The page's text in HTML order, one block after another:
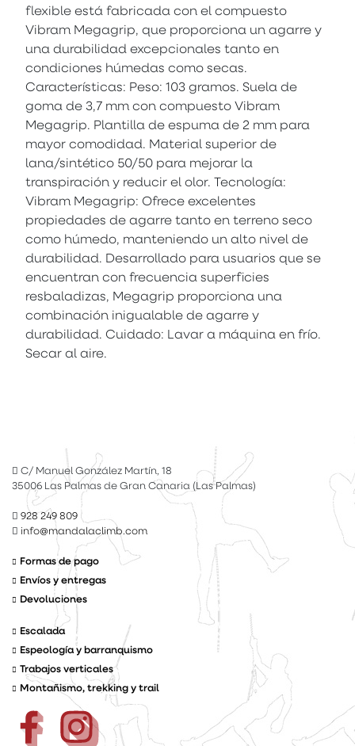
flexible está fabricada con el compuesto
Vibram Megagrip, que proporciona un agarre y
una durabilidad excepcionales tanto en
condiciones húmedas como secas.
Características: Peso: 103 gramos. Suela de
goma de 3,7 mm con compuesto Vibram
Megagrip. Plantilla de espuma de 2 mm para
mayor comodidad. Material superior de
lana/sintético 50/50 para mejorar la
transpiración y reducir el olor. Tecnología:
Vibram Megagrip: Ofrece excelentes
propiedades de agarre tanto en terreno seco
como húmedo, manteniendo un alto nivel de
durabilidad. Desarrollado para usuarios que se
encuentran con frecuencia superficies
resbaladizas, Megagrip proporciona una
combinación inigualable de agarre y
durabilidad. Cuidado: Lavar a máquina en frío.
Secar al aire.
C/ Manuel González Martín, 18
35006 Las Palmas de Gran Canaria (Las Palmas)
928 249 809
info@mandalaclimb.com
Formas de pago
Envíos y entregas
Devoluciones
Escalada
Espeología y barranquismo
Trabajos verticales
Montañismo, trekking y trail